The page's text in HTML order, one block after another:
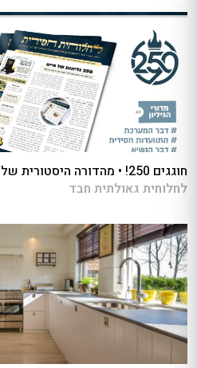
חוגגים 250! • מהדורה היסטורית של מגזין 'לחלוחית חסידית'
לחלוחית גאולתית חבד